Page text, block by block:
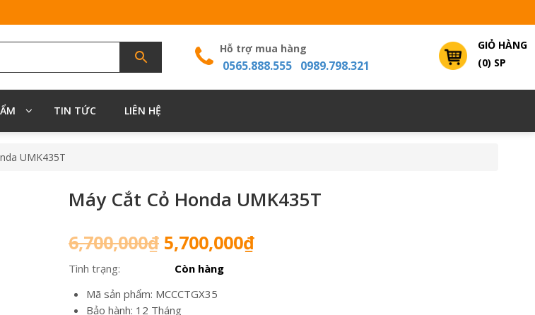
Hỗ trợ mua hàng
0565.888.555 0989.798.321
GIỎ HÀNG
(0) SP
TIN TỨC LIÊN HỆ
UMK435T
Máy Cắt Cỏ Honda UMK435T
6,700,000₫ Giá
gốc
là:
6,700,000₫.
5,700,000₫Giá
Tình trạng:
Còn hàng
Mã sản phẩm: MCCCTGX35
Bảo hành: 12 Tháng